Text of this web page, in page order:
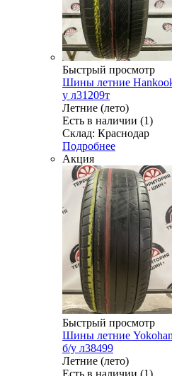
Быстрый просмотр
Шины летние
у л31209т
Летние (лето)
Есть в наличии (1)
Склад: Краснодар
Подробнее
Акция
Быстрый просмотр
Шины летние
б/у л38499
Летние (лето)